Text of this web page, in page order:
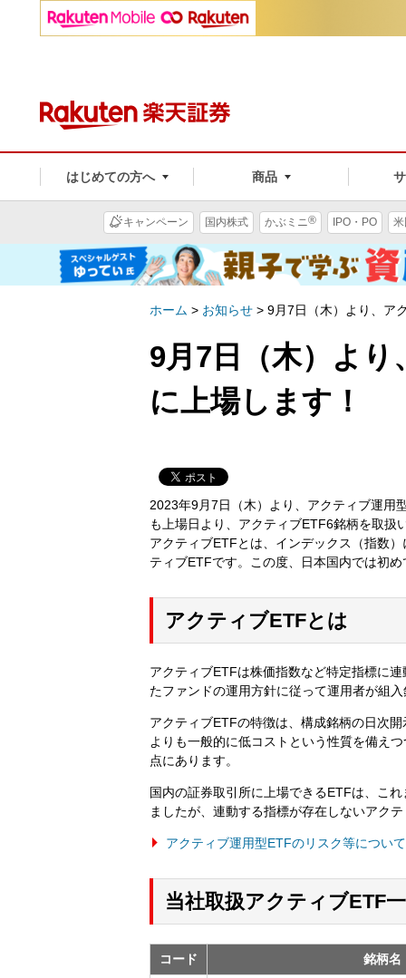
はじめての方へ 商品
キャンペーン 国内株式 かぶミニ® IPO・PO
ホーム > お知らせ > 9月7日（木）より、ア
9月7日（木）よ
に上場します！
2023年9月7日（木）より、アクティブ運用
も上場日より、アクティブETF6銘柄を取扱
アクティブETFとは、インデックス（指数
ティブETFです。この度、日本国内では初
アクティブETFとは
アクティブETFは株価指数など特定指標に
たファンドの運用方針に従って運用者が組
アクティブETFの特徴は、構成銘柄の日次
よりも一般的に低コストという性質を備え
点にあります。
国内の証券取引所に上場できるETFは、こ
ましたが、連動する指標が存在しないアク
アクティブ運用型ETFのリスク等について
当社取扱アクティブETF
コード 銘柄名